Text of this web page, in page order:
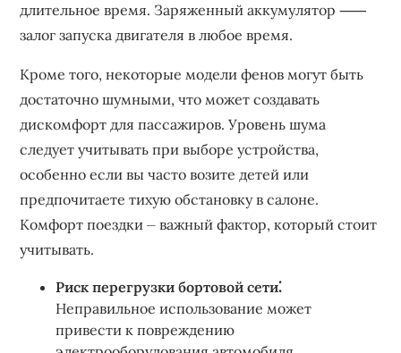
длительное время. Заряженный аккумулятор ⸺
залог запуска двигателя в любое время.
Кроме того, некоторые модели фенов могут быть
достаточно шумными, что может создавать
дискомфорт для пассажиров. Уровень шума
следует учитывать при выборе устройства,
особенно если вы часто возите детей или
предпочитаете тихую обстановку в салоне.
Комфорт поездки ⏤ важный фактор, который стоит
учитывать.
Риск перегрузки бортовой сети⁚
Неправильное использование может
привести к повреждению